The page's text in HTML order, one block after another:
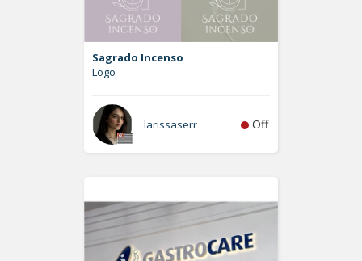
Sagrado Incenso
Logo
larissaserr Off